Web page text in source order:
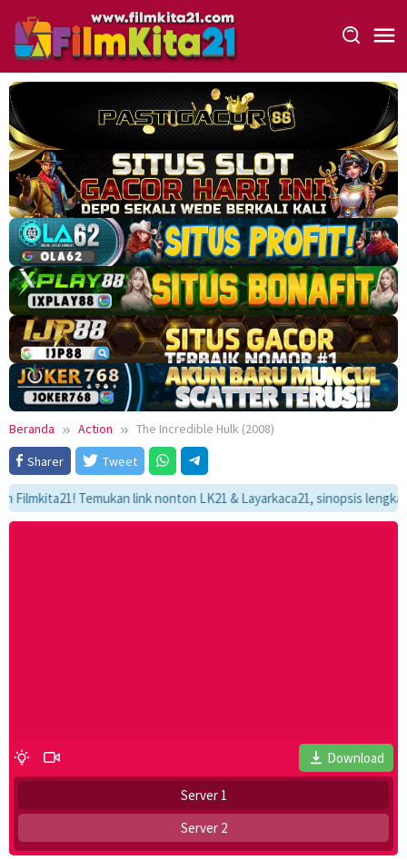
konten
Beranda Action
The Incredible Hulk (2008)
Sharer
Tweet
Temukan link nonton LK21 & Layarkaca21, sinopsis
Download
Server 1
Server 2